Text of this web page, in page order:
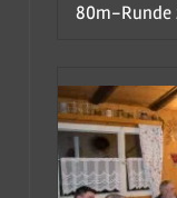
80m-Runde